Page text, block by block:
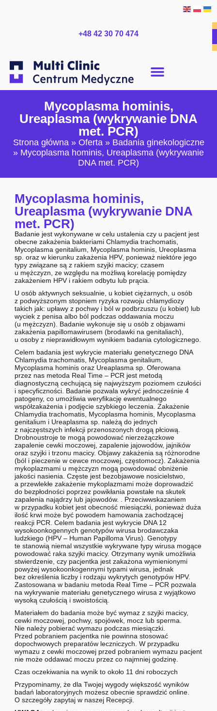
+48 42 30 70 474
Mycoplasma hominis,
Ureaplasma (wykrywanie DNA
met. PCR)
Strona główna» Oferta» Badania ginekologiczne
» Mycoplasma hominis, Ureaplasma (wykrywanie
DNA met. PCR)
Mycoplasma hominis,
Ureaplasma (wykrywanie DNA
met. PCR)
Badanie jest wykonywane w celu ustalenia czy u pacjent jest
obecne zakażenia bakteriami Chlamydia trachomatis,
Mycoplasma genitalium, Mycoplasma hominis, Ureoplasma
sp. oraz w kierunku zakażenia HPV, ponieważ niektóre jego
typy związane są z rakiem szyjki macicy; czasem
u mężczyzn, ze względu na możliwą korelację pomiędzy
zakażeniem HPV i rakiem odbytu lub prącia.
U osób aktywnych seksualnie, u kobiet ciężarnych, u osób
z podwyższonym stopniem ryzyka rozwoju chlamydiozy
takich jak: upławy z pochwy i ból w podbrzuszu (u kobiet) lub
wyciek z penisa albo ból podczas oddawania moczu
(u mężczyzn). Badanie wykonuje się u osób z objawami
zakażenia papillomawirusem (brodawki na genitaliach),
u osoby z nieprawidłowym wynikiem badania cytologicznego.
Celem badania jest wykrycie materiału genetycznego DNA
Chlamydia trachomatis, Mycoplasma genitalium,
Mycoplasma hominis oraz Ureaplasma sp. Oferowana
przez nas metoda Real Time – PCR jest metodą
diagnostyczną cechującą się najwyższym poziomem czułości
i specyficzności. Badanie pozwala wykryć jednocześnie 4
patogeny, co umożliwia weryfikację ewentualnego
współzakażenia i podjęcie szybkiego leczenia. Zakażenie
Chlamydia trachomatis, Mycoplasma hominis, Mycoplasma
genitalium i Ureaplasma sp. należą do jednych
z najczęstszych infekcji przenoszonych drogą płciową.
Drobnoustroje te mogą powodować nierzeżączkowe
zapalenie cewki moczowej, zapalenie jajowodów, jajników
oraz szyjki i trzonu macicy. Objawy zakażenia są różnorodne
(ból i pieczenie w cewce moczowej, częstomocz). Zakażenia
mykoplazmami u mężczyzn mogą powodować obniżenie
jakości nasienia. Częste jest bezobjawowe nosicielstwo,
a przewlekłe zakażenie mykoplazmami może doprowadzić
do bezpłodności poprzez powikłania powstałe na skutek
zapalenia najądrzy lub jajowodów. . Przeciwwskazaniem
w przypadku kobiet jest obecność miesiączki, ponieważ duża
ilość krwi może być powodem hamowania zachodzącej
reakcji PCR. Celem badania jest wykrycie DNA 12
wysokoonkogennych genotypów wirusa brodawczaka
ludzkiego (HPV – Human Papilloma Virus). Genotypy
te stanowią niemal wszystkie wykrywane typy wirusa mogące
powodować raka szyjki macicy. Otrzymany wynik umożliwia
stwierdzenie, czy pacjentka jest zakażona wymienionymi
powyżej wysokoonkogennymi typami wirusa, jednak
bez określenia liczby i rodzaju wykrytych genotypów HPV.
Zastosowana w badaniu metoda Real Time – PCR pozwala
na wykrywanie materiału genetycznego wirusa z wyjątkowo
wysoką czułością i swoistością.
Materiałem do badania może być wymaz z szyjki macicy,
cewki moczowej, pochwy, spojówek, mocz lub sperma.
Nie należy pobierać wymazu podczas miesiączki.
Przed pobraniem pacjentka nie powinna stosować
dopochwowych preparatów leczniczych. W przypadku
wymazu z cewki moczowej przed pobraniem wymazu pacjent
nie może oddawać moczu przez co najmniej godzinę.
Czas oczekiwania na wynik to około 11 dni roboczych
Przypominamy, że dla Twojej wygody większość wyników
badań laboratoryjnych możesz obecnie sprawdzić online.
O szczegóły zapytaj w naszej Recepcji.